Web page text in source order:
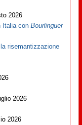
2026
Italia conBourlinguer
risemantizzazione
2026
2026